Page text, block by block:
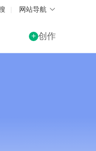
网站导航
+ 创作